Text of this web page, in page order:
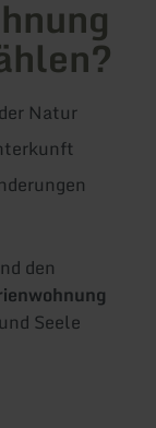
Natur
den
Seele